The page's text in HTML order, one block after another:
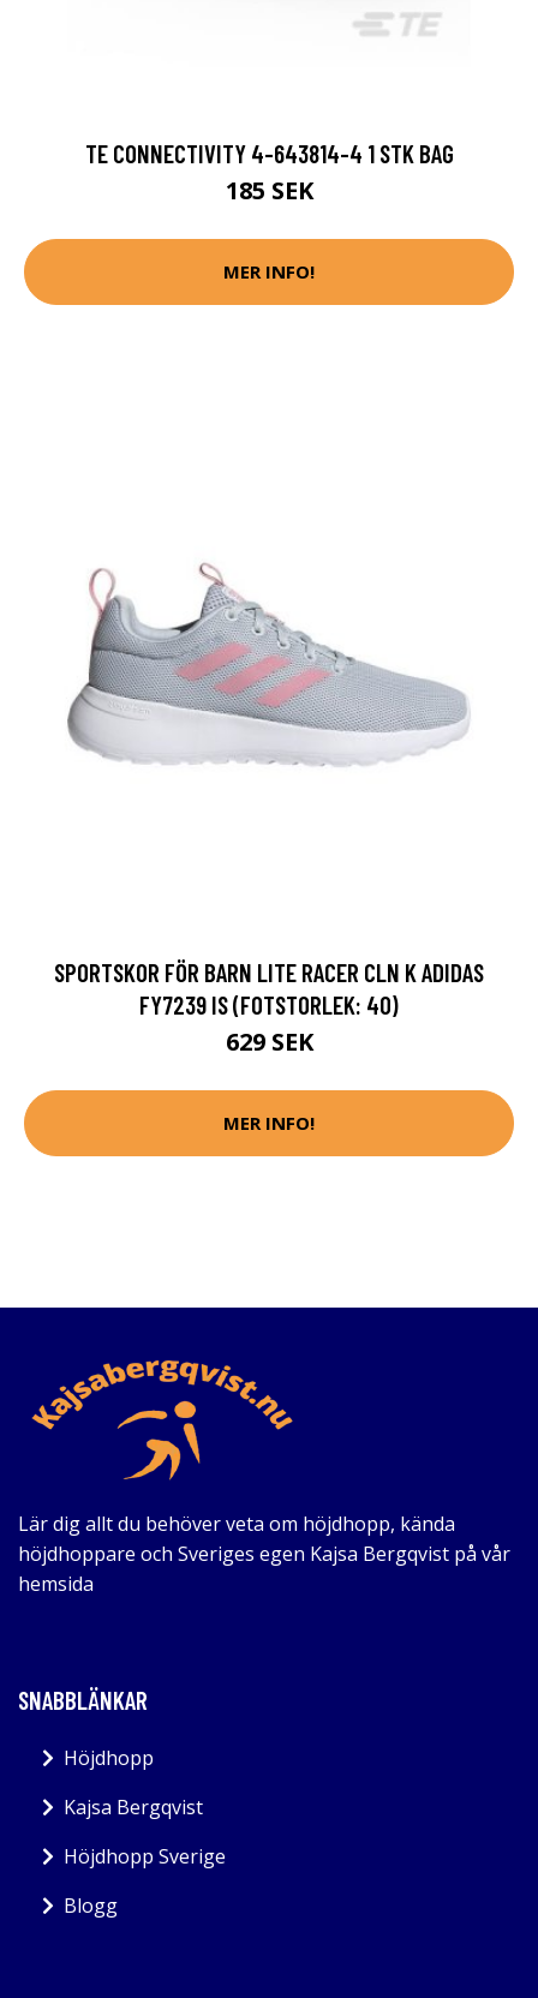
TE CONNECTIVITY 4-643814-4 1 STK BAG
185 SEK
MER INFO!
SPORTSKOR FÖR BARN LITE RACER CLN K ADIDAS
FY7239 IS (FOTSTORLEK: 40)
629 SEK
MER INFO!
Lär dig allt du behöver veta om höjdhopp, kända
höjdhoppare och Sveriges egen Kajsa Bergqvist på vår
hemsida
SNABBLÄNKAR
Höjdhopp
Kajsa Bergqvist
Höjdhopp Sverige
Blogg